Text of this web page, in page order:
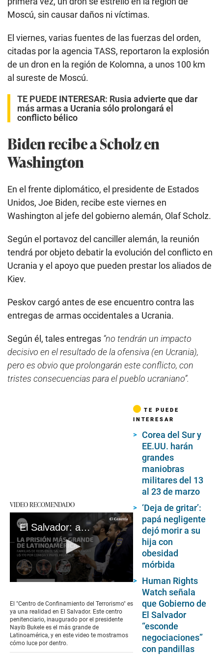
Moscú, sin causar daños ni víctimas.
El viernes, varias fuentes de las fuerzas del orden,
citadas por la agencia TASS, reportaron la explosión
de un dron en la región de Kolomna, a unos 100 km
al sureste de Moscú.
TE PUEDE INTERESAR: Rusia advierte que dar
más armas a Ucrania sólo prolongará el
conflicto bélico
Biden recibe a Scholz en
Washington
En el frente diplomático, el presidente de Estados
Unidos, Joe Biden, recibe este viernes en
Washington al jefe del gobierno alemán, Olaf Scholz.
Según el portavoz del canciller alemán, la reunión
tendrá por objeto debatir la evolución del conflicto en
Ucrania y el apoyo que pueden prestar los aliados de
Kiev.
Peskov cargó antes de ese encuentro contra las
entregas de armas occidentales a Ucrania.
Según él, tales entregas “no tendrán un impacto
decisivo en el resultado de la ofensiva (en Ucrania),
pero es obvio que prolongarán este conflicto, con
tristes consecuencias para el pueblo ucraniano”.
VIDEO RECOMENDADO
El Salvador: así es por dentro la nueva cárcel de Nayib Bukele para las pandillas
of
2
minutes,
53
seconds
El "Centro de Confinamiento del Terrorismo" es
ya una realidad en El Salvador. Este centro
penitenciario, inaugurado por el presidente
Nayib Bukele es el más grande de
Latinoamérica, y en este video te mostramos
cómo luce por dentro.
TE PUEDE
INTERESAR
Corea del Sur y
EE.UU. harán
grandes
maniobras
militares del 13
al 23 de marzo
‘Deja de gritar’:
papá negligente
dejó morir a su
hija con
obesidad
mórbida
Human Rights
Watch señala
que Gobierno de
El Salvador
“esconde
negociaciones”
con pandillas